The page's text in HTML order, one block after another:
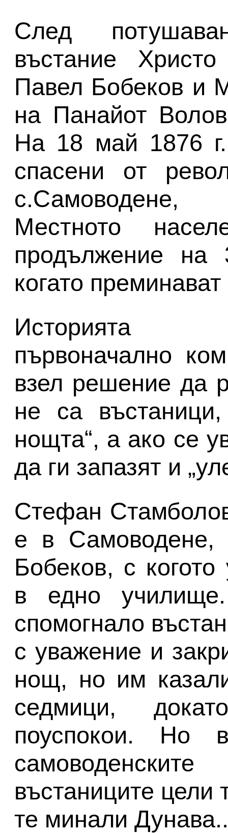
След
въстание
Павел Бобеков и
на Панайот
На 18 май 1876
спасени от
с.Самоводене,
Местното
продължение на
когато
първоначално
взел решение да
не са
нощта“, а ако се
да ги запазят и
Стефан
е в Самоводене,
Бобеков, с
в едно училище.
спомогнало
с уважение и
нощ, но им
седмици,
поуспокои. Но
въстаниците цели
те минали